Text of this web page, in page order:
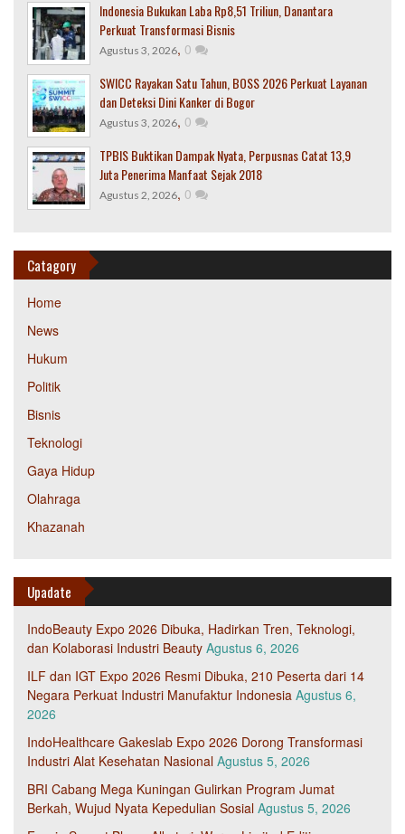
Indonesia Bukukan Laba Rp8,51 Triliun, Danantara
Perkuat Transformasi Bisnis
Agustus 3, 2026, 0
SWICC Rayakan Satu Tahun, BOSS 2026 Perkuat Layanan
dan Deteksi Dini Kanker di Bogor
Agustus 3, 2026, 0
TPBIS Buktikan Dampak Nyata, Perpusnas Catat 13,9
Juta Penerima Manfaat Sejak 2018
Agustus 2, 2026, 0
Catagory
Home
News
Hukum
Politik
Bisnis
Teknologi
Gaya Hidup
Olahraga
Khazanah
Upadate
IndoBeauty Expo 2026 Dibuka, Hadirkan Tren, Teknologi,
dan Kolaborasi Industri Beauty Agustus 6, 2026
ILF dan IGT Expo 2026 Resmi Dibuka, 210 Peserta dari 14
Negara Perkuat Industri Manufaktur Indonesia Agustus 6,
2026
IndoHealthcare Gakeslab Expo 2026 Dorong Transformasi
Industri Alat Kesehatan Nasional Agustus 5, 2026
BRI Cabang Mega Kuningan Gulirkan Program Jumat
Berkah, Wujud Nyata Kepedulian Sosial Agustus 5, 2026